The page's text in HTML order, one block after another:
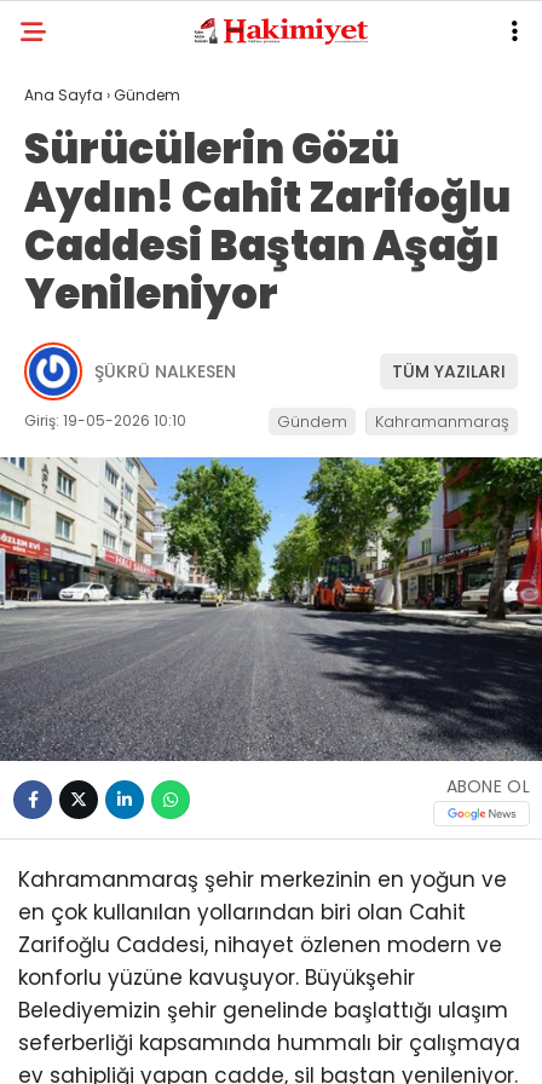
Ana Sayfa ›Gündem
Sürücülerin Gözü
Aydın! Cahit Zarifoğlu
Caddesi Baştan Aşağı
Yenileniyor
ŞÜKRÜ NALKESEN TÜM YAZILARI
Giriş: 19-05-2026 10:10 Gündem Kahramanmaraş
ABONE OL
Kahramanmaraş şehir merkezinin en yoğun ve
en çok kullanılan yollarından biri olan Cahit
Zarifoğlu Caddesi, nihayet özlenen modern ve
konforlu yüzüne kavuşuyor. Büyükşehir
Belediyemizin şehir genelinde başlattığı ulaşım
seferberliği kapsamında hummalı bir çalışmaya
ev sahipliği yapan cadde, sil baştan yenileniyor.